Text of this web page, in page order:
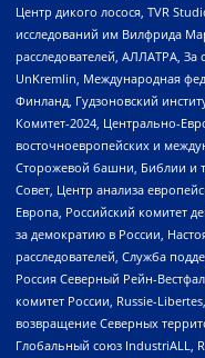
Центр дикого лосося, TVR
исследований им Вилфрида
расследователей, АЛЛАТРА,
UnKremlin, Международная
Финланд, Гудзоновский
Комитет-2024, Центрально-
восточноевропейских и
Сторожевой башни, Библии и
Совет, Центр анализа
Европа, Российский комитет
за демократию в России,
расследователей, Служба
Россия Северный Рейн-
комитет России, Russie-
возвращение Северных
Глобальный союз IndustriALL,